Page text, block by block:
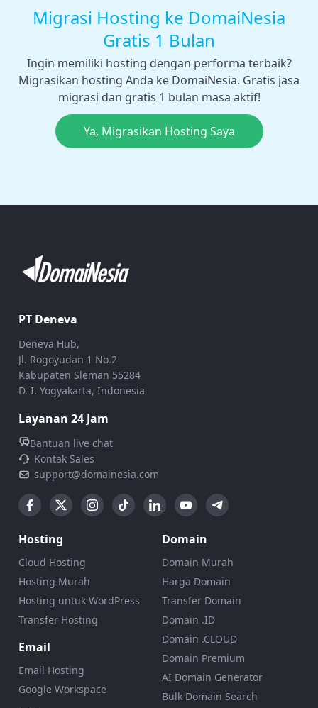
Migrasi Hosting ke DomaiNesia
Gratis 1 Bulan
Ingin memiliki hosting dengan performa terbaik?
Migrasikan hosting Anda ke DomaiNesia. Gratis jasa
migrasi dan gratis 1 bulan masa aktif!
Ya, Migrasikan Hosting Saya
PT Deneva
Deneva Hub,
Jl. Rogoyudan 1 No.2
Kabupaten Sleman 55284
D. I. Yogyakarta, Indonesia
Layanan 24 Jam
Bantuan live chat
Kontak Sales
support@domainesia.com
Hosting
Cloud Hosting
Hosting Murah
Hosting untuk WordPress
Transfer Hosting
Email
Email Hosting
Google Workspace
Domain
Domain Murah
Harga Domain
Transfer Domain
Domain .ID
Domain .CLOUD
Domain Premium
AI Domain Generator
Bulk Domain Search